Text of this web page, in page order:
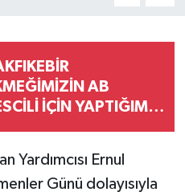
AB
İÇİN YAPTIĞIMIZ
KABUL EDİLDİ,
RESMEN
Yardımcısı Ernul
Günü dolayısıyla